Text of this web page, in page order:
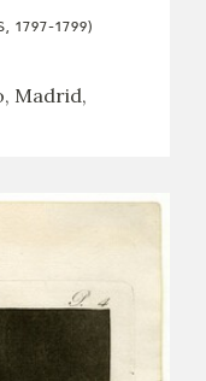
1797-1799)
Madrid,